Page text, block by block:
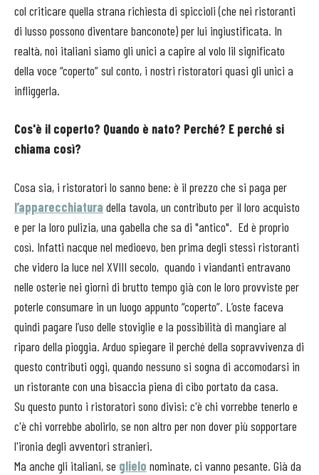
col criticare quella strana richiesta di spiccioli (che nei ristoranti
di lusso possono diventare banconote) per lui ingiustificata. In
realtà, noi italiani siamo gli unici a capire al volo lil significato
della voce “coperto” sul conto, i nostri ristoratori quasi gli unici a
infliggerla.
Cos'è il coperto? Quando è nato? Perché? E perché si
chiama così?
Cosa sia, i ristoratori lo sanno bene: è il prezzo che si paga per
l’apparecchiatura della tavola, un contributo per il loro acquisto
e per la loro pulizia, una gabella che sa di "antico". Ed è proprio
così. Infatti nacque nel medioevo, ben prima degli stessi ristoranti
che videro la luce nel XVIII secolo, quando i viandanti entravano
nelle osterie nei giorni di brutto tempo già con le loro provviste per
poterle consumare in un luogo appunto “coperto”. L’oste faceva
quindi pagare l’uso delle stoviglie e la possibilità di mangiare al
riparo della pioggia. Arduo spiegare il perché della sopravvivenza di
questo contributi oggi, quando nessuno si sogna di accomodarsi in
un ristorante con una bisaccia piena di cibo portato da casa.
Su questo punto i ristoratori sono divisi: c'è chi vorrebbe tenerlo e
c'è chi vorrebbe abolirlo, se non altro per non dover più sopportare
l'ironia degli avventori stranieri.
Ma anche gli italiani, se glielo nominate, ci vanno pesante. Già da